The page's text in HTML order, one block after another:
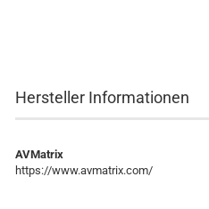
Hersteller Informationen
AVMatrix
https://www.avmatrix.com/